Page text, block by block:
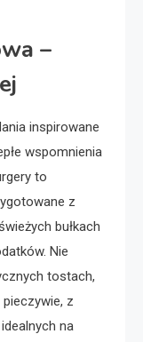
–
inspirowane
wspomnienia
to
z
bułkach
Nie
tostach,
z
na